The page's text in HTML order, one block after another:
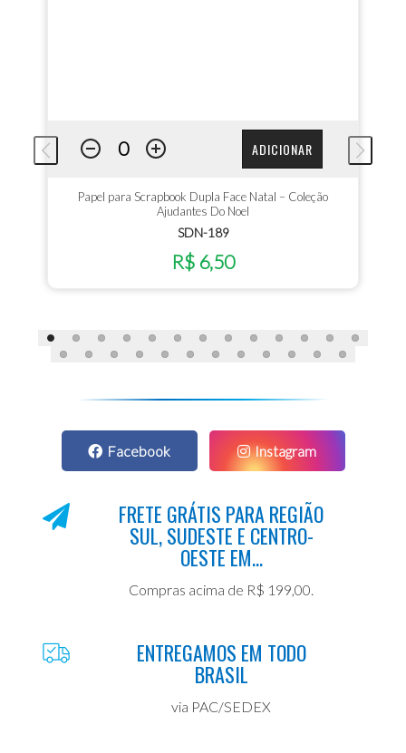
ADICIONAR
Papel para Scrapbook Dupla Face Natal – Coleção
Ajudantes Do Noel
SDN-189
R$ 6,50
Facebook Instagram
FRETE GRÁTIS PARA REGIÃO
SUL, SUDESTE E CENTRO-
OESTE EM...
Compras acima de R$ 199,00.
ENTREGAMOS EM TODO
BRASIL
via PAC/SEDEX